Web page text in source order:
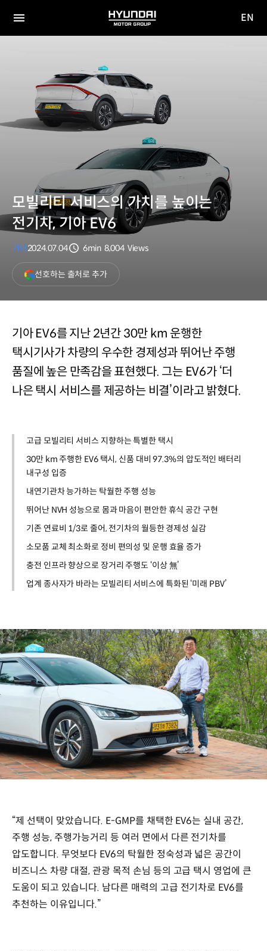
전체
HYUNDAI
MOTOR
EN
모빌리티 서비스의 가치를 높이는
전기차, 기아 EV6
기아2024.07.04
6min 8,004 Views
선호하는 출처로 추가(새
창
열림)
기아 EV6를 지난 2년간 30만 km 운행한
택시기사가 차량의 우수한 경제성과 뛰어난 주행
품질에 높은 만족감을 표현했다. 그는 EV6가 ‘더
나은 택시 서비스를 제공하는 비결’이라고 밝혔다.
고급 모빌리티 서비스 지향하는 특별한 택시
30만 km 주행한 EV6 택시, 신품 대비 97.3%의 압도적인 배터리
내구성 입증
내연기관차 능가하는 탁월한 주행 성능
뛰어난 NVH 성능으로 몸과 마음이 편안한 휴식 공간 구현
기존 연료비 1/3로 줄어, 전기차의 월등한 경제성 실감
소모품 교체 최소화로 정비 편의성 및 운행 효율 증가
충전 인프라 향상으로 장거리 주행도 ‘이상 無’
업계 종사자가 바라는 모빌리티 서비스에 특화된 ‘미래 PBV’
“제 선택이 맞았습니다. E-GMP를 채택한 EV6는 실내 공간,
주행 성능, 주행가능거리 등 여러 면에서 다른 전기차를
압도합니다. 무엇보다 EV6의 탁월한 정숙성과 넓은 공간이
비즈니스 차량 대절, 관광 목적 손님 등의 고급 택시 영업에 큰
도움이 되고 있습니다. 남다른 매력의 고급 전기차로 EV6를
추천하는 이유입니다.”